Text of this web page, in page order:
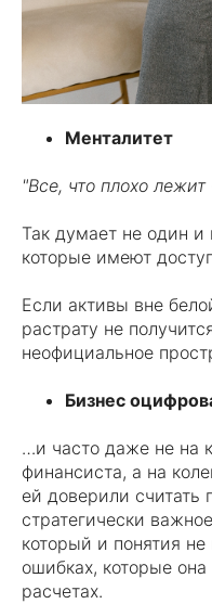
Менталитет
"Все, что плохо
Так думает не один и
которые имеют
Если активы вне
растрату не
неофициальное
Бизнес
…и часто даже не на
финансиста, а на
ей доверили считать
стратегически
который и понятия
ошибках, которые
расчетах.